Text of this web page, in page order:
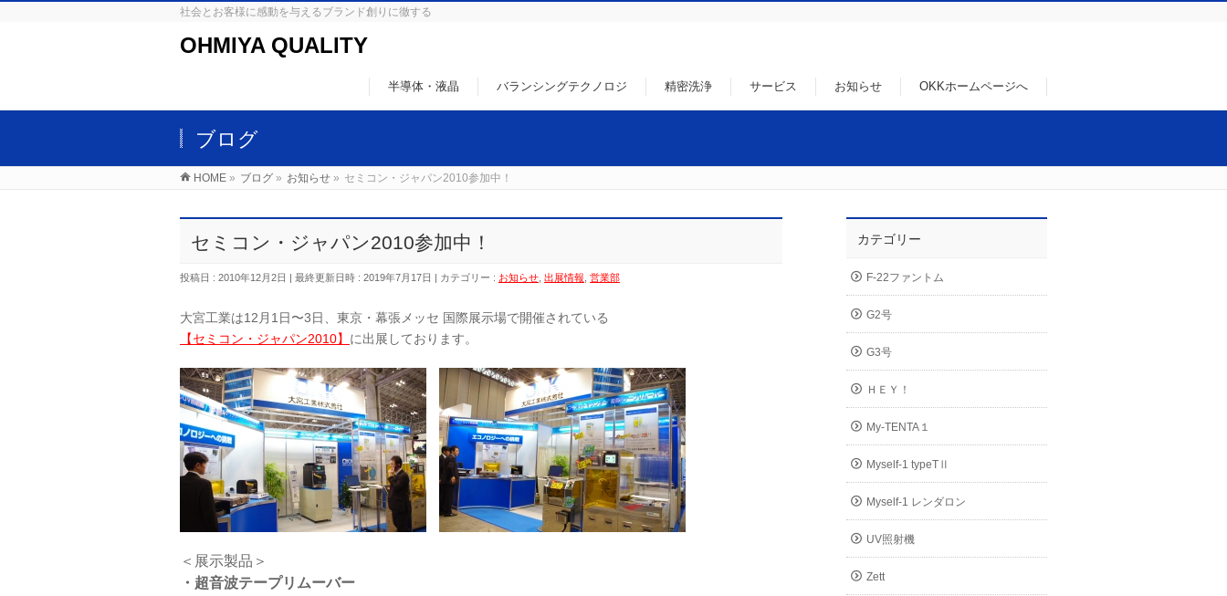
社会とお客様に感動を与えるブランド創りに徹する
OHMIYA QUALITY
半導体・液晶 バランシングテクノロジ 精密洗浄 サービス お知らせ OKKホームページへ
ブログ
HOME » ブログ » お知らせ » セミコン・ジャパン2010参加中！
セミコン・ジャパン2010参加中！
投稿日 : 2010年12月2日 最終更新日時 : 2019年7月17日 カテゴリー : お知らせ 出展情報 営業部
大宮工業は12月1日〜3日、東京・幕張メッセ 国際展示場で開催されている
【セミコン・ジャパン2010】 に出展しております。
＜展示製品＞
・超音波テープリムーバー
カテゴリー
F-22ファントム
G2号
G3号
ＨＥＹ！
My-TENTA１
Myself-1 typeTⅡ
Myself-1 レンダロン
UV照射機
Zett